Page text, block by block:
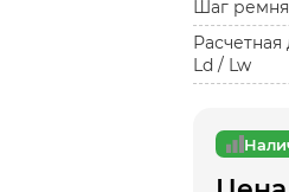
Шаг
Ld / Lw